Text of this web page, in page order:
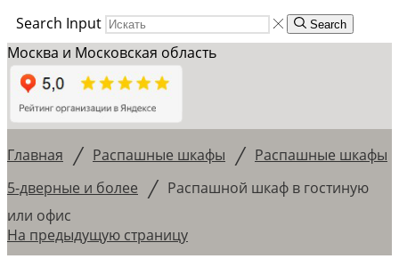
Search Input
Search
Москва и Московская область
Главная / Распашные шкафы / Распашные шкафы
5-дверные и более / Распашной шкаф в гостиную
или офис
На предыдущую страницу